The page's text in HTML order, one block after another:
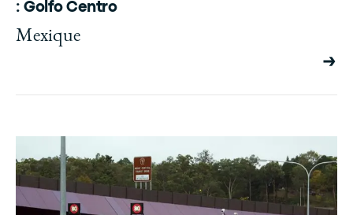
: Golfo Centro
Mexique